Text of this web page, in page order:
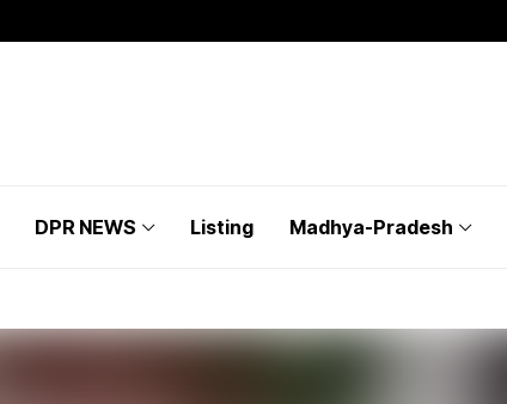
DPR NEWS Listing Madhya-Pradesh